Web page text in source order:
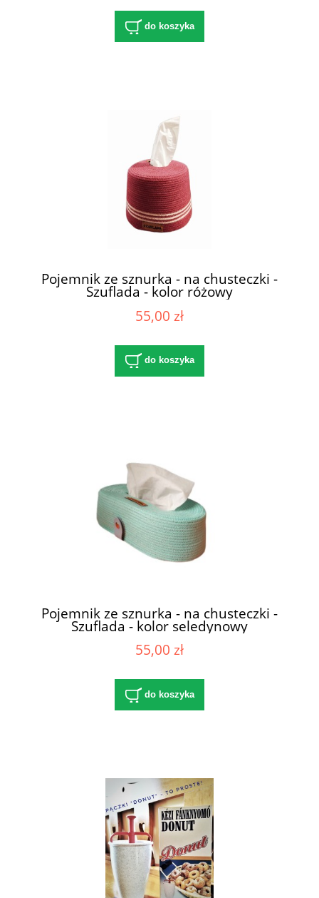
do koszyka
Pojemnik ze sznurka - na chusteczki -
Szuflada - kolor różowy
55,00 zł
do koszyka
Pojemnik ze sznurka - na chusteczki -
Szuflada - kolor seledynowy
55,00 zł
do koszyka